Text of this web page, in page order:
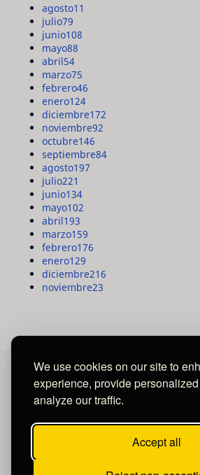
We use cookies on our site to
experience, provide
analyze our traffic.
Accept all
agosto11
julio79
junio108
mayo88
abril54
marzo75
febrero46
enero124
diciembre172
noviembre92
octubre146
septiembre84
agosto197
julio221
junio134
mayo102
abril193
marzo159
febrero176
enero129
diciembre216
noviembre23
MAYA MEDIA GROUP
Ubicados en Tegucigalpa - Honduras.